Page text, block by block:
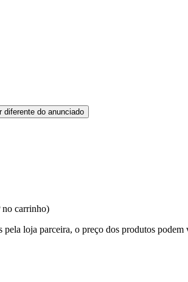
diferente do anunciado
no carrinho)
loja parceira, o preço dos produtos